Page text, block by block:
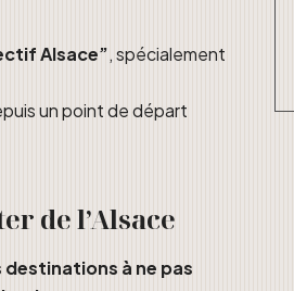
Alsace”, spécialement
un point de départ
de l’Alsace
à ne pas